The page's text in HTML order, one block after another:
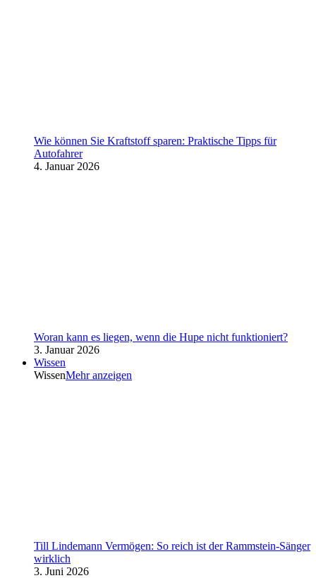
Wie können Sie Kraftstoff sparen: Praktische Tipps für
Autofahrer
4. Januar 2026
Woran kann es liegen, wenn die Hupe nicht funktioniert?
3. Januar 2026
Wissen
WissenMehr anzeigen
Till Lindemann Vermögen: So reich ist der Rammstein-Sänger
wirklich
3. Juni 2026